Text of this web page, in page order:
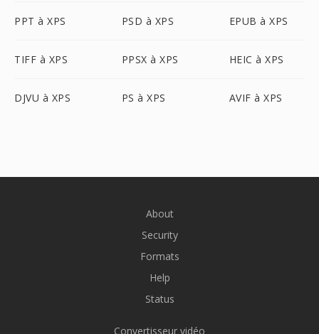
PPT à XPS PSD à XPS EPUB à XPS
TIFF à XPS PPSX à XPS HEIC à XPS
DJVU à XPS PS à XPS AVIF à XPS
About
Security
Formats
Help
Status
Convertisseur vidéo